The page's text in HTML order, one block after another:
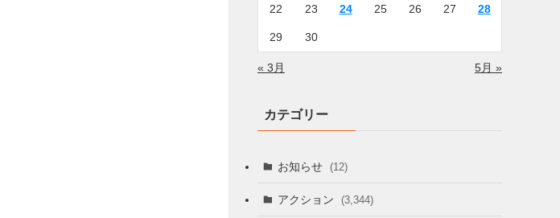
22 23 24 25 26 27 28
29 30
« 3月 5月 »
カテゴリー
お知らせ (12)
アクション (3,344)